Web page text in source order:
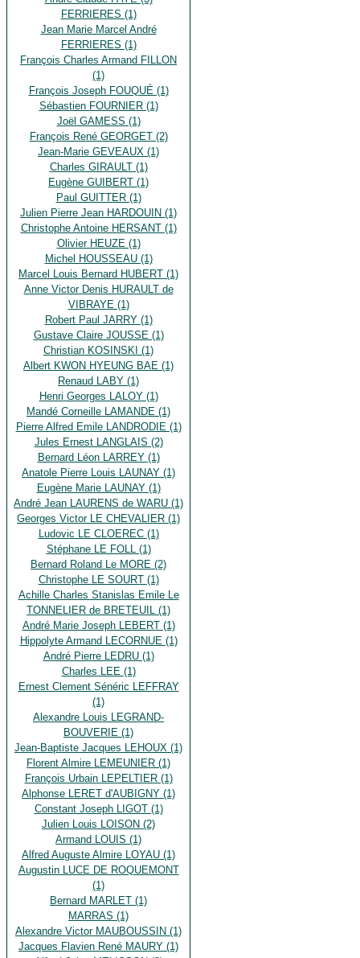
FERRIERES (1)
Jean Marie Marcel André
FERRIERES (1)
François Charles Armand FILLON
(1)
François Joseph FOUQUÉ (1)
Sébastien FOURNIER (1)
Joël GAMESS (1)
François René GEORGET (2)
Jean-Marie GEVEAUX (1)
Charles GIRAULT (1)
Eugène GUIBERT (1)
Paul GUITTER (1)
Julien Pierre Jean HARDOUIN (1)
Christophe Antoine HERSANT (1)
Olivier HEUZE (1)
Michel HOUSSEAU (1)
Marcel Louis Bernard HUBERT (1)
Anne Victor Denis HURAULT de
VIBRAYE (1)
Robert Paul JARRY (1)
Gustave Claire JOUSSE (1)
Christian KOSINSKI (1)
Albert KWON HYEUNG BAE (1)
Renaud LABY (1)
Henri Georges LALOY (1)
Mandé Corneille LAMANDE (1)
Pierre Alfred Emile LANDRODIE (1)
Jules Ernest LANGLAIS (2)
Bernard Léon LARREY (1)
Anatole Pierre Louis LAUNAY (1)
Eugène Marie LAUNAY (1)
André Jean LAURENS de WARU (1)
Georges Victor LE CHEVALIER (1)
Ludovic LE CLOEREC (1)
Stéphane LE FOLL (1)
Bernard Roland Le MORE (2)
Christophe LE SOURT (1)
Achille Charles Stanislas Emile Le
TONNELIER de BRETEUIL (1)
André Marie Joseph LEBERT (1)
Hippolyte Armand LECORNUE (1)
André Pierre LEDRU (1)
Charles LEE (1)
Ernest Clement Sénéric LEFFRAY
(1)
Alexandre Louis LEGRAND-
BOUVERIE (1)
Jean-Baptiste Jacques LEHOUX (1)
Florent Almire LEMEUNIER (1)
François Urbain LEPELTIER (1)
Alphonse LERET d'AUBIGNY (1)
Constant Joseph LIGOT (1)
Julien Louis LOISON (2)
Armand LOUIS (1)
Alfred Auguste Almire LOYAU (1)
Augustin LUCE DE ROQUEMONT
(1)
Bernard MARLET (1)
MARRAS (1)
Alexandre Victor MAUBOUSSIN (1)
Jacques Flavien René MAURY (1)